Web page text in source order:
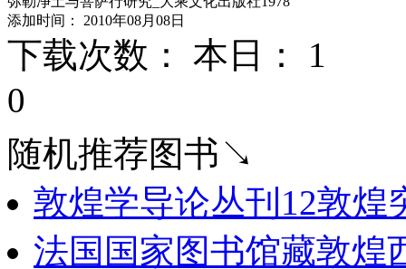
添加时间： 2010年08月08日
下载次数： 本日： 1
0
随机推荐图书↘
敦煌学导论丛刊12敦煌
法国国家图书馆藏敦煌